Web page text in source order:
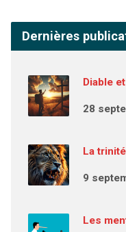
Dernières
Diable
28
La
9
Les